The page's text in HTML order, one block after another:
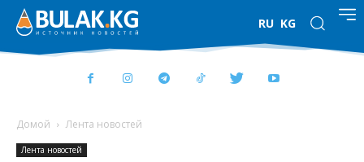
RU KG
Домой Лента новостей
Лента новостей